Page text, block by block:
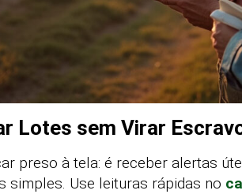
Lotes sem Virar
preso à tela: é receber alertas
simples. Use leituras rápidas no